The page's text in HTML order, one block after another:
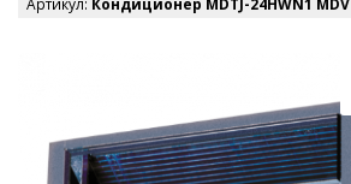
Артикул: Кондиционер MDTJ-24HWN1 MDV